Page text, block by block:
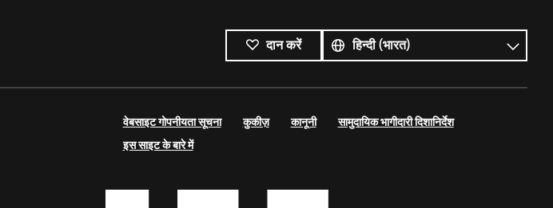
दान करें
भाषाएं
भाषा
वेबसाइट गोपनीयता सूचना कुकीज़ कानूनी
सामुदायिक भागीदारी दिशानिर्देश
इस साइट के बारे में